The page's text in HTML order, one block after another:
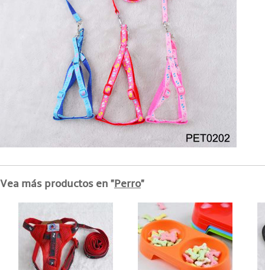
Vea más productos en "Perro"